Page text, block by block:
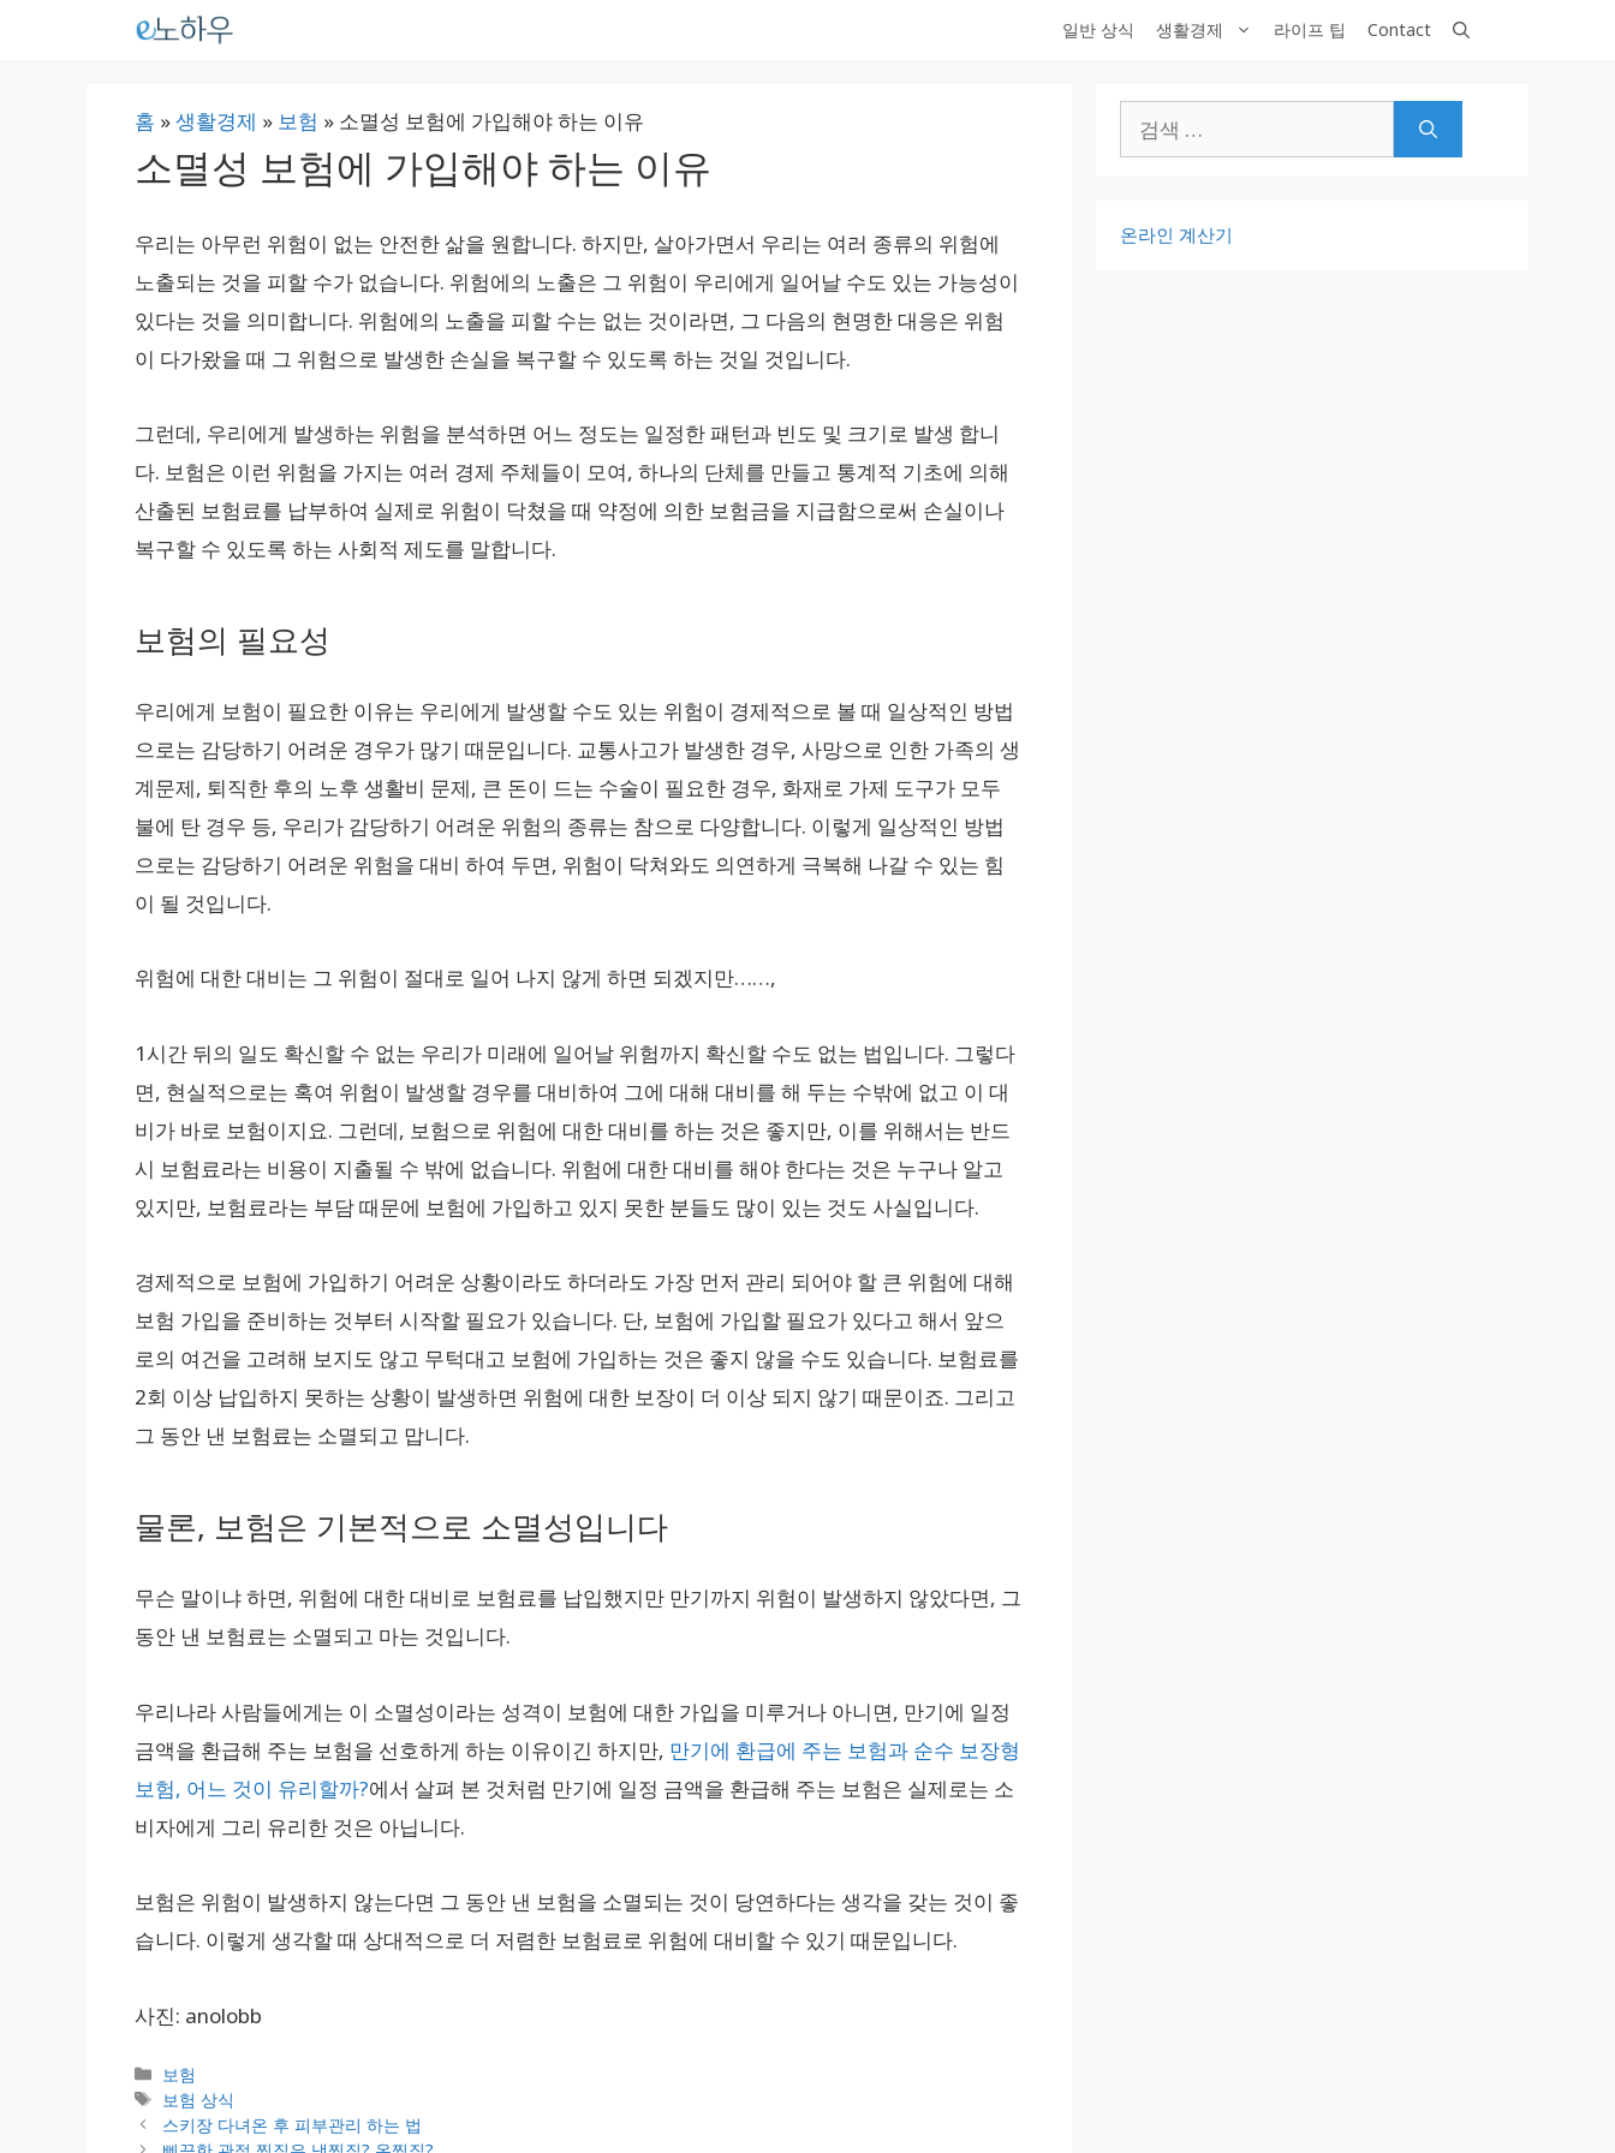
일반 상식 생활경제 라이프 팁 Contact
홈 »생활경제 » 보험 » 소멸성 보험에 가입해야 하는 이유
소멸성 보험에 가입해야 하는 이유
우리는 아무런 위험이 없는 안전한 삶을 원합니다. 하지만, 살아가면서 우리는 여러 종류의 위험에
노출되는 것을 피할 수가 없습니다. 위험에의 노출은 그 위험이 우리에게 일어날 수도 있는 가능성이
있다는 것을 의미합니다. 위험에의 노출을 피할 수는 없는 것이라면, 그 다음의 현명한 대응은 위험
이 다가왔을 때 그 위험으로 발생한 손실을 복구할 수 있도록 하는 것일 것입니다.
그런데, 우리에게 발생하는 위험을 분석하면 어느 정도는 일정한 패턴과 빈도 및 크기로 발생 합니
다. 보험은 이런 위험을 가지는 여러 경제 주체들이 모여, 하나의 단체를 만들고 통계적 기초에 의해
산출된 보험료를 납부하여 실제로 위험이 닥쳤을 때 약정에 의한 보험금을 지급함으로써 손실이나
복구할 수 있도록 하는 사회적 제도를 말합니다.
보험의 필요성
우리에게 보험이 필요한 이유는 우리에게 발생할 수도 있는 위험이 경제적으로 볼 때 일상적인 방법
으로는 감당하기 어려운 경우가 많기 때문입니다. 교통사고가 발생한 경우, 사망으로 인한 가족의 생
계문제, 퇴직한 후의 노후 생활비 문제, 큰 돈이 드는 수술이 필요한 경우, 화재로 가제 도구가 모두
불에 탄 경우 등, 우리가 감당하기 어려운 위험의 종류는 참으로 다양합니다. 이렇게 일상적인 방법
으로는 감당하기 어려운 위험을 대비 하여 두면, 위험이 닥쳐와도 의연하게 극복해 나갈 수 있는 힘
이 될 것입니다.
위험에 대한 대비는 그 위험이 절대로 일어 나지 않게 하면 되겠지만……,
1시간 뒤의 일도 확신할 수 없는 우리가 미래에 일어날 위험까지 확신할 수도 없는 법입니다. 그렇다
면, 현실적으로는 혹여 위험이 발생할 경우를 대비하여 그에 대해 대비를 해 두는 수밖에 없고 이 대
비가 바로 보험이지요. 그런데, 보험으로 위험에 대한 대비를 하는 것은 좋지만, 이를 위해서는 반드
시 보험료라는 비용이 지출될 수 밖에 없습니다. 위험에 대한 대비를 해야 한다는 것은 누구나 알고
있지만, 보험료라는 부담 때문에 보험에 가입하고 있지 못한 분들도 많이 있는 것도 사실입니다.
경제적으로 보험에 가입하기 어려운 상황이라도 하더라도 가장 먼저 관리 되어야 할 큰 위험에 대해
보험 가입을 준비하는 것부터 시작할 필요가 있습니다. 단, 보험에 가입할 필요가 있다고 해서 앞으
로의 여건을 고려해 보지도 않고 무턱대고 보험에 가입하는 것은 좋지 않을 수도 있습니다. 보험료를
2회 이상 납입하지 못하는 상황이 발생하면 위험에 대한 보장이 더 이상 되지 않기 때문이죠. 그리고
그 동안 낸 보험료는 소멸되고 맙니다.
물론, 보험은 기본적으로 소멸성입니다
무슨 말이냐 하면, 위험에 대한 대비로 보험료를 납입했지만 만기까지 위험이 발생하지 않았다면, 그
동안 낸 보험료는 소멸되고 마는 것입니다.
우리나라 사람들에게는 이 소멸성이라는 성격이 보험에 대한 가입을 미루거나 아니면, 만기에 일정
금액을 환급해 주는 보험을 선호하게 하는 이유이긴 하지만, 만기에 환급에 주는 보험과 순수 보장형
보험, 어느 것이 유리할까?에서 살펴 본 것처럼 만기에 일정 금액을 환급해 주는 보험은 실제로는 소
비자에게 그리 유리한 것은 아닙니다.
보험은 위험이 발생하지 않는다면 그 동안 낸 보험을 소멸되는 것이 당연하다는 생각을 갖는 것이 좋
습니다. 이렇게 생각할 때 상대적으로 더 저렴한 보험료로 위험에 대비할 수 있기 때문입니다.
사진: anolobb
카
테
고
리
보험
태
그
보험 상식
스키장 다녀온 후 피부관리 하는 법
색:
온라인 계산기